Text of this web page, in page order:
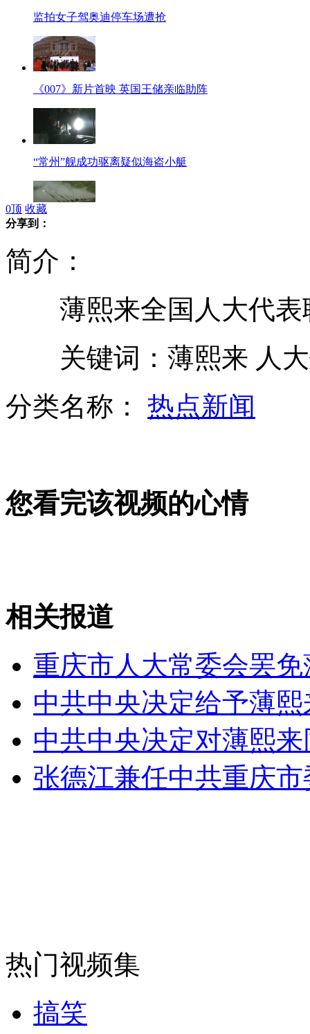
监拍女子驾奥迪停车场遭抢
《007》新片首映 英国王储亲临助阵
“常州”舰成功驱离疑似海盗小艇
海洋局：我海监船责令日船离开我领海
女孩北京地铁殴打老人 痛下狠手拳打脚踢
无痛分娩是否安全 医生回应
走！跟着总书记去植树
0顶 收藏
分享到：
简介：
薄熙来全国人大代表
关键词：薄熙来 人大
分类名称： 热点新闻
您看完该视频的心情
相关报道
重庆市人大常委会罢
中共中央决定给予薄
中共中央决定对薄熙
张德江兼任中共重庆
热门视频集
搞笑